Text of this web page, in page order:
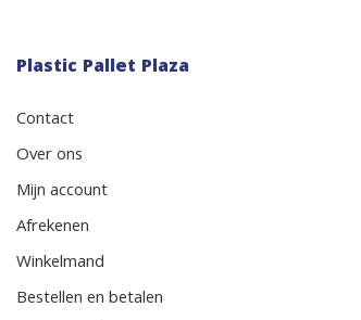
Plastic Pallet Plaza
Contact
Over ons
Mijn account
Afrekenen
Winkelmand
Bestellen en betalen